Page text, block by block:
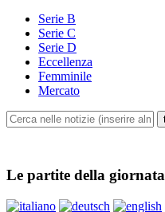
Serie B
Serie C
Serie D
Eccellenza
Femminile
Mercato
Le partite della giornata